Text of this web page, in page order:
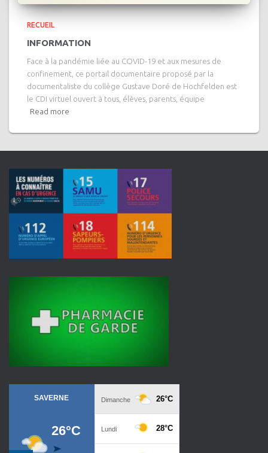
RECUEIL
INFORMATION
Face à la pandémie liée au COVID-19 et aux mesures de
confinement, ce portail documentaire proposé par la
documentaliste du collège Gustave Doré de Hochfelden est
le CDI virtuel ouvert à tous, élèves, parents, équipe
Read more